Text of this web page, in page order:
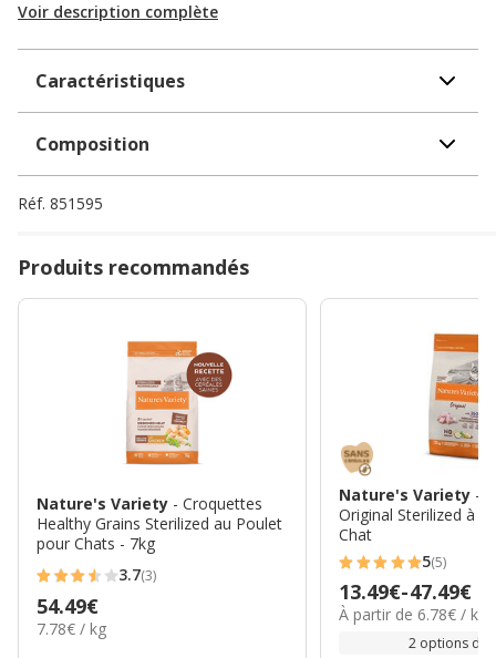
Voir description complète
Caractéristiques
Composition
Réf. 851595
Produits recommandés
Nature's Variety - Croquettes
Healthy Grains Sterilized au Poulet
pour Chats - 7kg
3.7
étoiles
avec
3.7(3)
Prix
54.49€
54.49€
7.78€
7.78€ / kg
Nature's Variety -
Original Sterilized à
Chat
5
étoiles
avec
5(5)
Prix
de
13.49€-47.49€
6.78€
À partir de 6.78€ / kg
2 options de